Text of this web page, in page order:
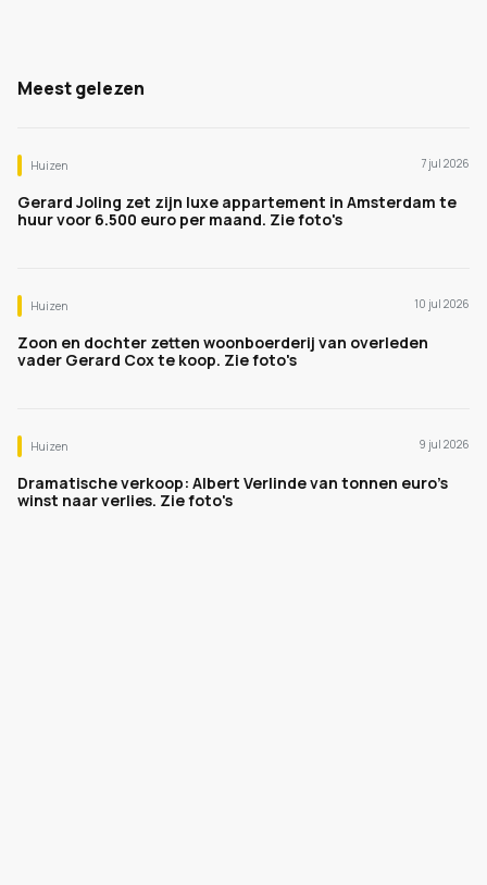
Meest gelezen
Huizen 7 jul 2026
Gerard Joling zet zijn luxe appartement in Amsterdam te
huur voor 6.500 euro per maand. Zie foto's
Huizen 10 jul 2026
Zoon en dochter zetten woonboerderij van overleden
vader Gerard Cox te koop. Zie foto's
Huizen 9 jul 2026
Dramatische verkoop: Albert Verlinde van tonnen euro's
winst naar verlies. Zie foto's